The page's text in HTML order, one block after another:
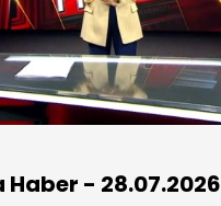
Haber - 28.07.2026